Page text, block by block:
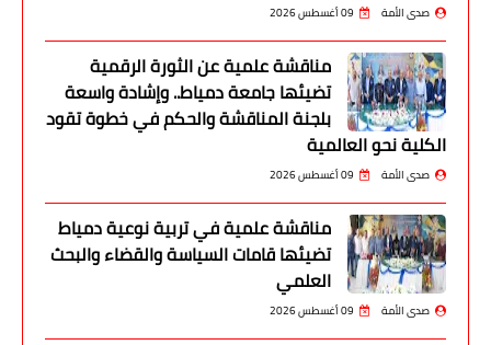
صدى الأمة 09 أغسطس 2026
مناقشة علمية عن الثورة الرقمية
تضيئها جامعة دمياط.. وإشادة واسعة
بلجنة المناقشة والحكم في خطوة تقود
الكلية نحو العالمية
صدى الأمة 09 أغسطس 2026
مناقشة علمية في تربية نوعية دمياط
تضيئها قامات السياسة والقضاء والبحث
العلمي
صدى الأمة 09 أغسطس 2026